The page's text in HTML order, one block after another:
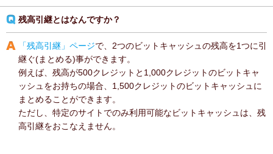
残高引継とはなんですか？
「残高引継」ページで、2つのビットキャッシュの残高を1つに引
継ぐ(まとめる)事ができます。
例えば、残高が500クレジットと1,000クレジットのビットキャ
ッシュをお持ちの場合、1,500クレジットのビットキャッシュに
まとめることができます。
ただし、特定のサイトでのみ利用可能なビットキャッシュは、残
高引継をおこなえません。